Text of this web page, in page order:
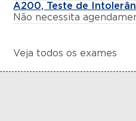
A200, Teste de
Não necessita
Veja todos os exames